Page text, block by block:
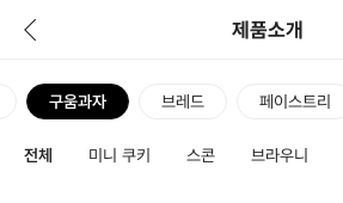
제품소개
구움과자 브레드 페이스트리
전체 미니 쿠키 스콘 브라우니